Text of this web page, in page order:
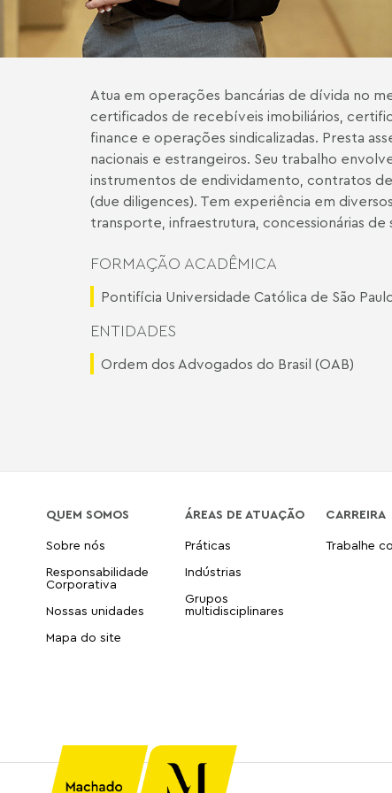
Atua em operações bancárias de dívida no
certificados de recebíveis imobiliários,
finance e operações sindicalizadas. Presta
nacionais e estrangeiros. Seu trabalho
instrumentos de endividamento, contratos
(due diligences). Tem experiência em
transporte, infraestrutura, concessionárias de
FORMAÇÃO ACADÊMICA
Pontifícia Universidade Católica de São
ENTIDADES
Ordem dos Advogados do Brasil (OAB)
QUEM SOMOS
Sobre nós
Responsabilidade
Corporativa
Nossas unidades
Mapa do site
ÁREAS DE ATUAÇÃO
Práticas
Indústrias
Grupos
multidisciplinares
CARREIRA
Trabalhe